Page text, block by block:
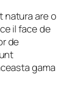
natura are o
il face de
de
gama